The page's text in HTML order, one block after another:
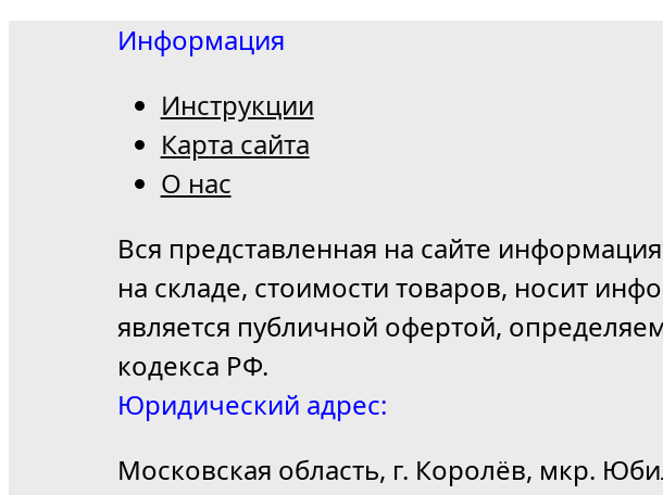
Информация
Инструкции
Карта сайта
О нас
Вся представленная на сайте
на складе, стоимости товаров, носит
является публичной офертой,
кодекса РФ.
Юридический адрес:
Московская область, г. Королёв, мкр.